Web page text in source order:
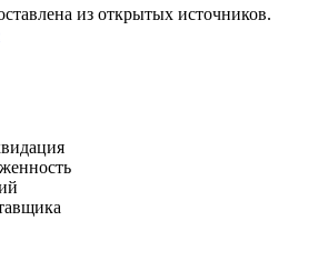
из открытых источников.